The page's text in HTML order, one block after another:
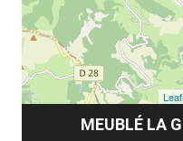
MEUBLÉ LA